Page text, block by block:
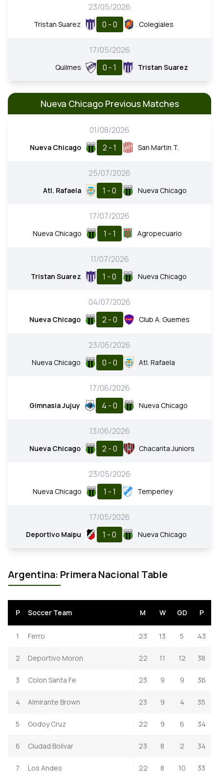
23/05/2026
Tristan Suarez 0 - 0 Colegiales
17/05/2026
Quilmes 0 - 1 Tristan Suarez
Nueva Chicago Previous Matches
01/08/2026
Nueva Chicago 2 - 1 San Martin T.
25/07/2026
Atl. Rafaela 1 - 0 Nueva Chicago
17/07/2026
Nueva Chicago 1 - 1 Agropecuario
11/07/2026
Tristan Suarez 1 - 0 Nueva Chicago
04/07/2026
Nueva Chicago 2 - 0 Club A. Guemes
23/06/2026
Nueva Chicago 0 - 0 Atl. Rafaela
17/06/2026
Gimnasia Jujuy 4 - 0 Nueva Chicago
13/06/2026
Nueva Chicago 2 - 0 Chacarita Juniors
23/05/2026
Nueva Chicago 1 - 1 Temperley
17/05/2026
Deportivo Maipu 1 - 0 Nueva Chicago
Argentina: Primera Nacional Table
P Soccer Team M W GD P
1 Ferro 23 13 5 43
2 Deportivo Moron 22 11 12 38
3 Colon Santa Fe 23 9 9 36
4 Almirante Brown 23 9 4 35
5 Godoy Cruz 22 9 6 34
6 Ciudad Bolivar 23 8 2 34
7 Los Andes 22 8 10 33